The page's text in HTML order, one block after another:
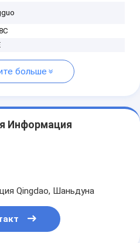
больше
Информация
Qingdao, Шаньдуна